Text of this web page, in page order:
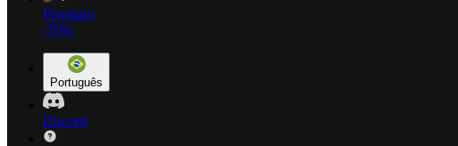
Premium
-70%
Português
Discord